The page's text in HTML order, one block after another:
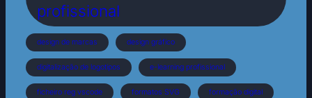
profissional
design de marcas design gráfico
digitalização de logotipos e-learning profissional
ficheiro reg vscode formatos SVG formação digital